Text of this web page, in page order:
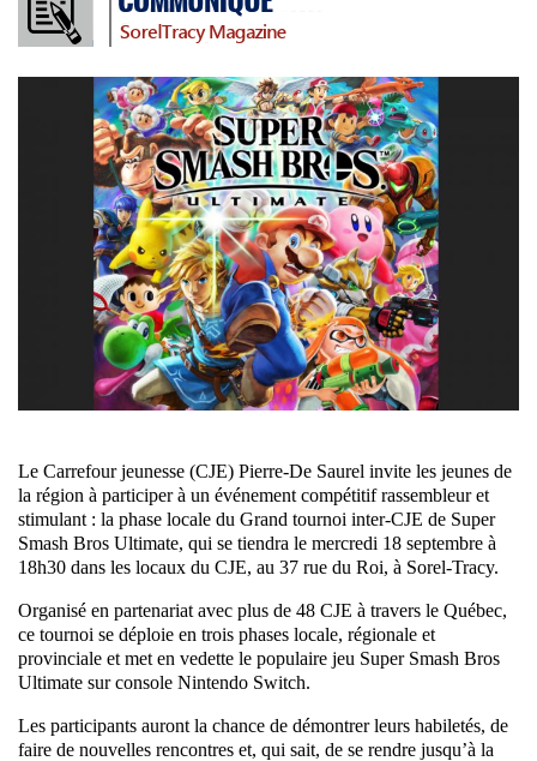
Le Carrefour jeunesse (CJE) Pierre-De Saurel invite les jeunes de
la région à participer à un événement compétitif rassembleur et
stimulant : la phase locale du Grand tournoi inter-CJE de Super
Smash Bros Ultimate, qui se tiendra le mercredi 18 septembre à
18h30 dans les locaux du CJE, au 37 rue du Roi, à Sorel-Tracy.
Organisé en partenariat avec plus de 48 CJE à travers le Québec,
ce tournoi se déploie en trois phases locale, régionale et
provinciale et met en vedette le populaire jeu Super Smash Bros
Ultimate sur console Nintendo Switch.
Les participants auront la chance de démontrer leurs habiletés, de
faire de nouvelles rencontres et, qui sait, de se rendre jusqu’à la